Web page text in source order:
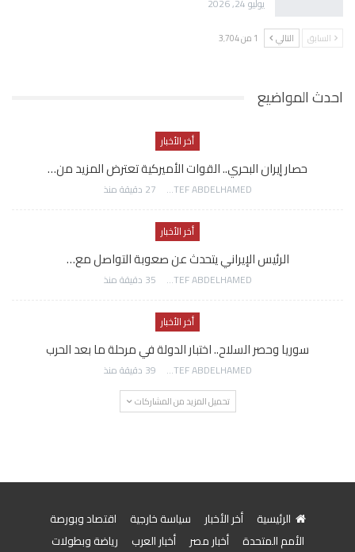
يوليو 24, 2026
السابق التالي 1 من 3٬704
احدث المواضيع
أخر الأخبار
حصار إيران البحري.. القوات الأميركية تعترض المزيد من…
AWATEF ABDELHAMED 27 دقيقة منذ
أخر الأخبار
الرئيس الإيراني يتحدث عن صعوبة التواصل مع…
AWATEF ABDELHAMED 35 دقيقة منذ
أخر الأخبار
سوريا وحصر السلاح.. اختبار الدولة في مرحلة ما بعد الحرب
AWATEF ABDELHAMED 39 دقيقة منذ
تحميل المزيد من المشاركات
الرئيسية أخر الأخبار سياسة خارجية
اقتصاد وبورصة
الأمم المتحدة
أخبار مصر أخبار العرب رياضة وبطولات